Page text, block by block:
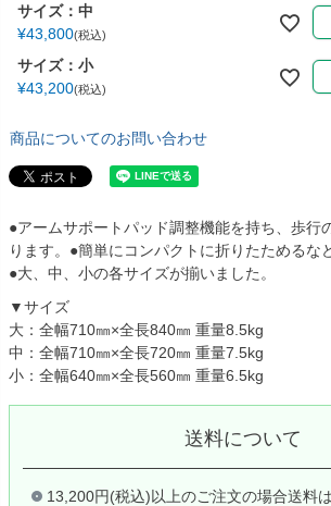
リハビリ・トレーニング
用品
サイズ：中
¥43,800 税込
サイズ：小
¥43,200 税込
商品についてのお問い合わせ
●アームサポートパッド調整機能を持ち、歩行
ります。●簡単にコンパクトに折りたためるな
●大、中、小の各サイズが揃いました。
▼サイズ
大：全幅710㎜×全長840㎜ 重量8.5kg
中：全幅710㎜×全長720㎜ 重量7.5kg
小：全幅640㎜×全長560㎜ 重量6.5kg
送料について
13,200円(税込)以上のご注文の場合送料